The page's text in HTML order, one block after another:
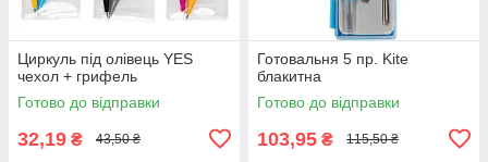
Циркуль під олівець YES
чехол + грифель
Готово до відправки
32,19 ₴ 43,50 ₴
Готовальня 5 пр. Kite
блакитна
Готово до відправки
103,95 ₴ 115,50 ₴